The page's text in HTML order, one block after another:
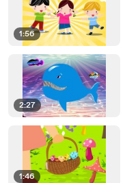
1:56
2:27
1:46